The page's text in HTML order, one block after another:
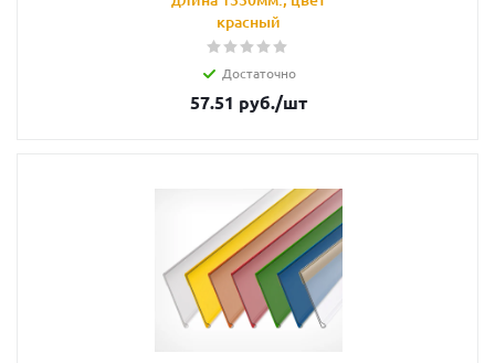
красный
Достаточно
57.51 руб./шт